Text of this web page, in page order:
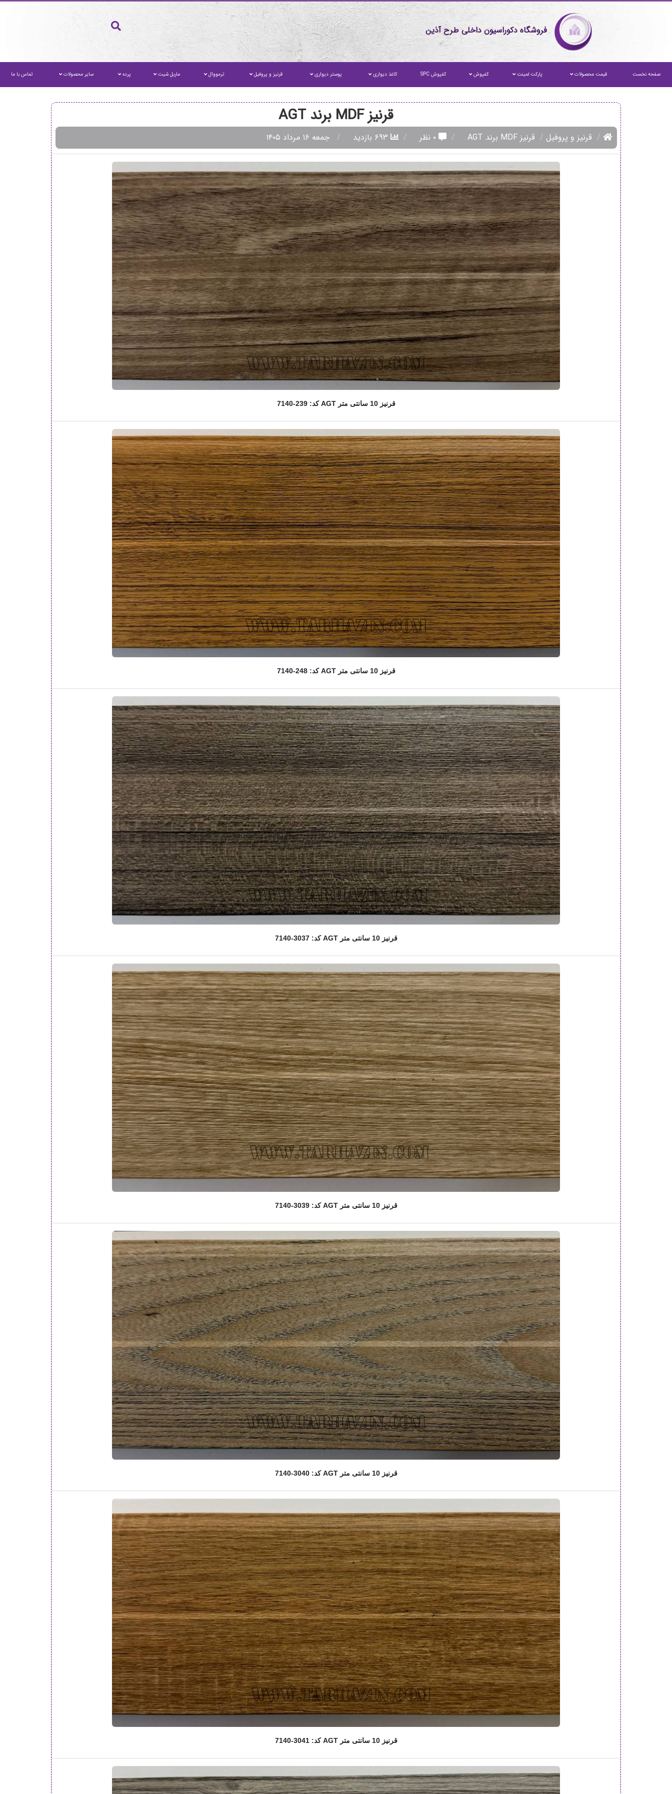
فروشگاه دکوراسیون داخلی طرح آذین
صفحه نخست قیمت محصولات پارکت لمینت کفپوش کفپوش SPC کاغذ دیواری پوستر دیواری قرنیز و پروفیل ترمووال ماربل شیت پرده سایر محصولات تماس با ما
قرنیز MDF برند AGT
قرنیز و پروفیل قرنیز MDF برند AGT ۰ نظر جمعه ۱۶ مرداد ۱۴۰۵
قرنیز 10 سانتی متر AGT کد: 239-7140
قرنیز 10 سانتی متر AGT کد: 248-7140
قرنیز 10 سانتی متر AGT کد: 3037-7140
قرنیز 10 سانتی متر AGT کد: 3039-7140
قرنیز 10 سانتی متر AGT کد: 3040-7140
قرنیز 10 سانتی متر AGT کد: 3041-7140